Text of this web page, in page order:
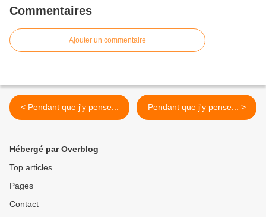
Commentaires
Ajouter un commentaire
< Pendant que j'y pense... Pendant que j'y pense... >
Hébergé par Overblog
Top articles
Pages
Contact